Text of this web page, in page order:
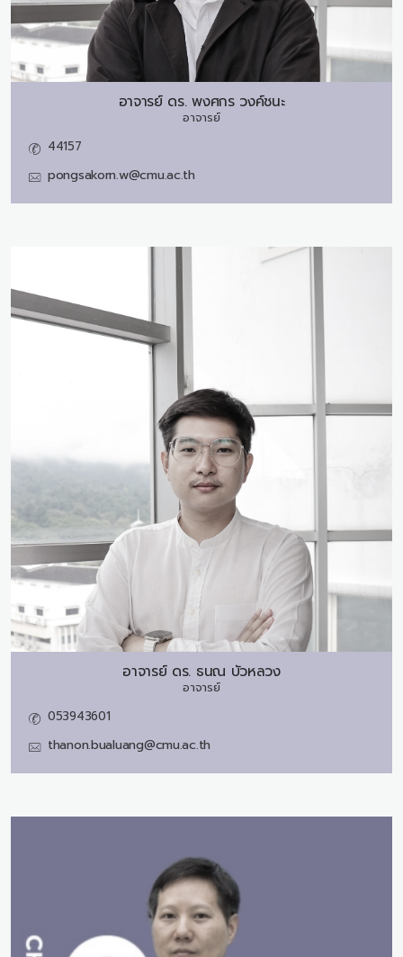
อาจารย์ ดร. พงศกร วงค์ชนะ
อาจารย์
44157
pongsakorn.w@cmu.ac.th
อาจารย์ ดร. ธนณ บัวหลวง
อาจารย์
053943601
thanon.bualuang@cmu.ac.th